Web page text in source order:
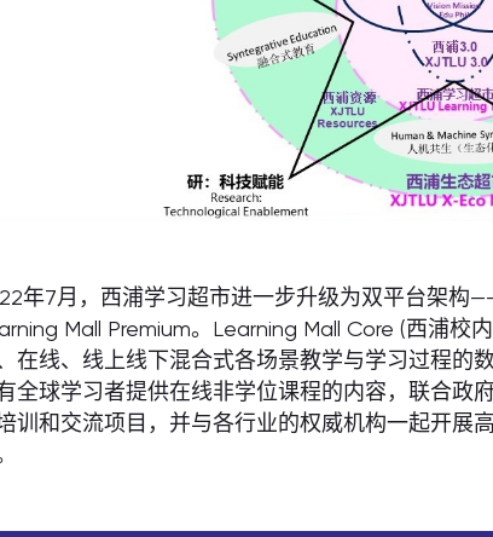
年7月，西浦学习超市进一步升级为双平台架构
Mall Premium。Learning Mall Core (西浦校
在线、线上线下混合式各场景教学与学习过程的
全球学习者提供在线非学位课程的内容，联合政
训和交流项目，并与各行业的权威机构一起开展